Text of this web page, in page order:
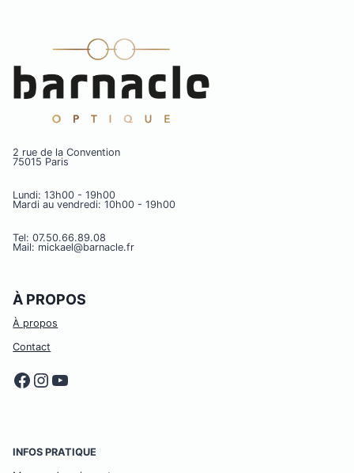
2 rue de la Convention
75015 Paris
Lundi: 13h00 - 19h00
Mardi au vendredi: 10h00 - 19h00
Tel: 07.50.66.89.08
Mail: mickael@barnacle.fr
À PROPOS
À propos
Contact
Facebook
Instagram
YouTube
INFOS PRATIQUE